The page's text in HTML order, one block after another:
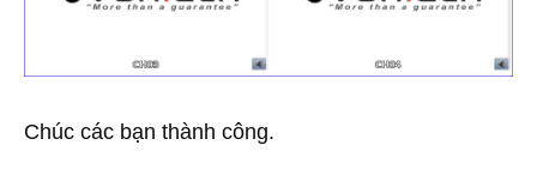
Chúc các bạn thành công.